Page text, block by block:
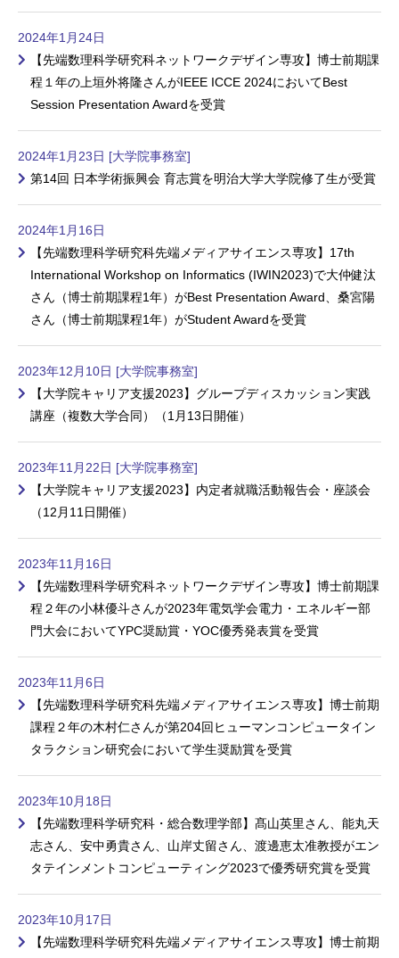
2024年1月24日
【先端数理科学研究科ネットワークデザイン専攻】博士前期課
程１年の上垣外将隆さんがIEEE ICCE 2024においてBest
Session Presentation Awardを受賞
2024年1月23日 [大学院事務室]
第14回 日本学術振興会 育志賞を明治大学大学院修了生が受賞
2024年1月16日
【先端数理科学研究科先端メディアサイエンス専攻】17th
International Workshop on Informatics (IWIN2023)で大仲健汰
さん（博士前期課程1年）がBest Presentation Award、桑宮陽
さん（博士前期課程1年）がStudent Awardを受賞
2023年12月10日 [大学院事務室]
【大学院キャリア支援2023】グループディスカッション実践
講座（複数大学合同）（1月13日開催）
2023年11月22日 [大学院事務室]
【大学院キャリア支援2023】内定者就職活動報告会・座談会
（12月11日開催）
2023年11月16日
【先端数理科学研究科ネットワークデザイン専攻】博士前期課
程２年の小林優斗さんが2023年電気学会電力・エネルギー部
門大会においてYPC奨励賞・YOC優秀発表賞を受賞
2023年11月6日
【先端数理科学研究科先端メディアサイエンス専攻】博士前期
課程２年の木村仁さんが第204回ヒューマンコンピュータイン
タラクション研究会において学生奨励賞を受賞
2023年10月18日
【先端数理科学研究科・総合数理学部】髙山英里さん、能丸天
志さん、安中勇貴さん、山岸丈留さん、渡邊恵太准教授がエン
タテインメントコンピューティング2023で優秀研究賞を受賞
2023年10月17日
【先端数理科学研究科先端メディアサイエンス専攻】博士前期